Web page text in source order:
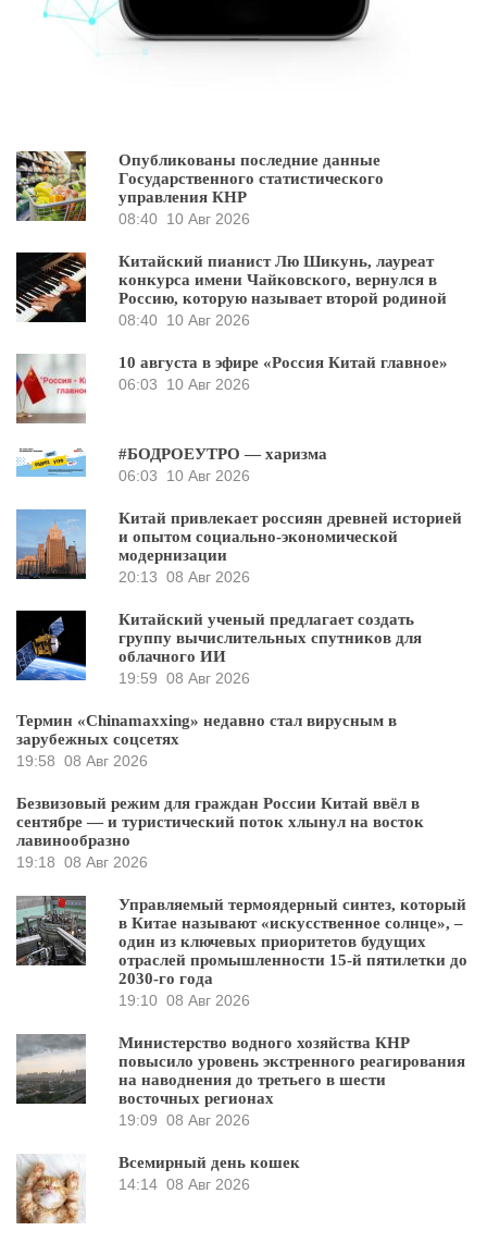
Опубликованы последние данные
Государственного статистического
управления КНР
08:40 10 Авг 2026
Китайский пианист Лю Шикунь, лауреат
конкурса имени Чайковского, вернулся в
Россию, которую называет второй родиной
08:40 10 Авг 2026
10 августа в эфире «Россия Китай главное»
06:03
10 Авг 2026
#БОДРОЕУТРО — харизма
06:03
10 Авг 2026
Китай привлекает россиян древней историей
и опытом социально-экономической
модернизации
20:13 08 Авг 2026
Китайский ученый предлагает создать
группу вычислительных спутников для
облачного ИИ
19:59 08 Авг 2026
Термин «Chinamaxxing» недавно стал вирусным в
зарубежных соцсетях
19:58 08 Авг 2026
Безвизовый режим для граждан России Китай ввёл в
сентябре — и туристический поток хлынул на восток
лавинообразно
19:18 08 Авг 2026
Управляемый термоядерный синтез, который
в Китае называют «искусственное солнце», –
один из ключевых приоритетов будущих
отраслей промышленности 15-й пятилетки до
2030-го года
19:10 08 Авг 2026
Министерство водного хозяйства КНР
повысило уровень экстренного реагирования
на наводнения до третьего в шести
восточных регионах
19:09 08 Авг 2026
Всемирный день кошек
14:14 08 Авг 2026